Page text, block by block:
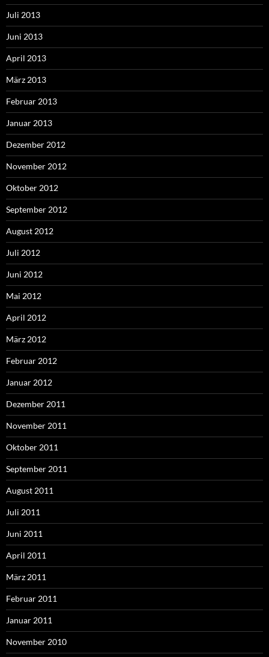
Juli 2013
Juni 2013
April 2013
März 2013
Februar 2013
Januar 2013
Dezember 2012
November 2012
Oktober 2012
September 2012
August 2012
Juli 2012
Juni 2012
Mai 2012
April 2012
März 2012
Februar 2012
Januar 2012
Dezember 2011
November 2011
Oktober 2011
September 2011
August 2011
Juli 2011
Juni 2011
April 2011
März 2011
Februar 2011
Januar 2011
November 2010